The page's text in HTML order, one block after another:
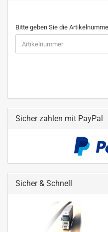
Bitte geben Sie die
Sicher zahlen mit PayPal
Sicher & Schnell